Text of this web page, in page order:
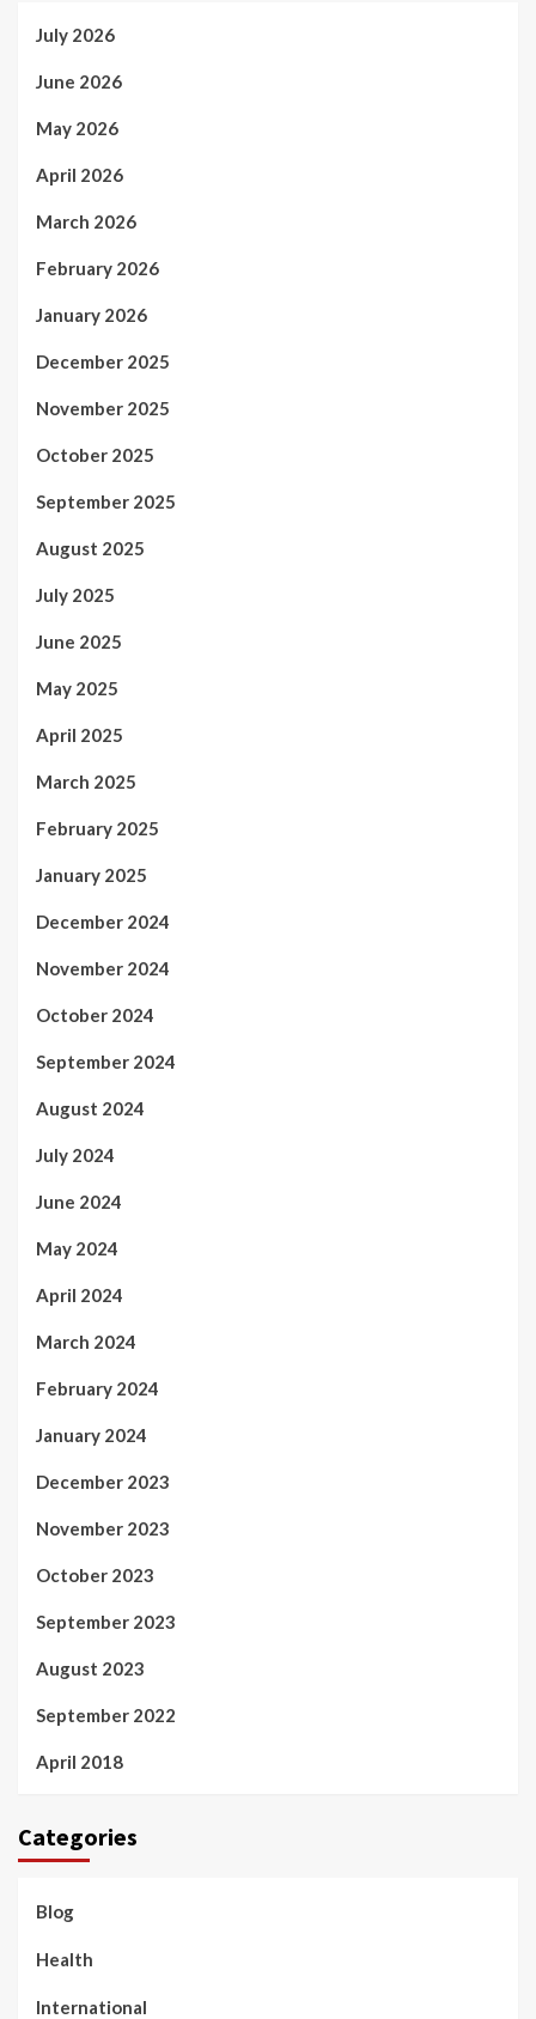
July 2026
June 2026
May 2026
April 2026
March 2026
February 2026
January 2026
December 2025
November 2025
October 2025
September 2025
August 2025
July 2025
June 2025
May 2025
April 2025
March 2025
February 2025
January 2025
December 2024
November 2024
October 2024
September 2024
August 2024
July 2024
June 2024
May 2024
April 2024
March 2024
February 2024
January 2024
December 2023
November 2023
October 2023
September 2023
August 2023
September 2022
April 2018
Categories
Blog
Health
International